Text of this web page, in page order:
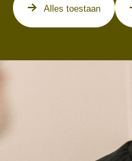
Alles toestaan